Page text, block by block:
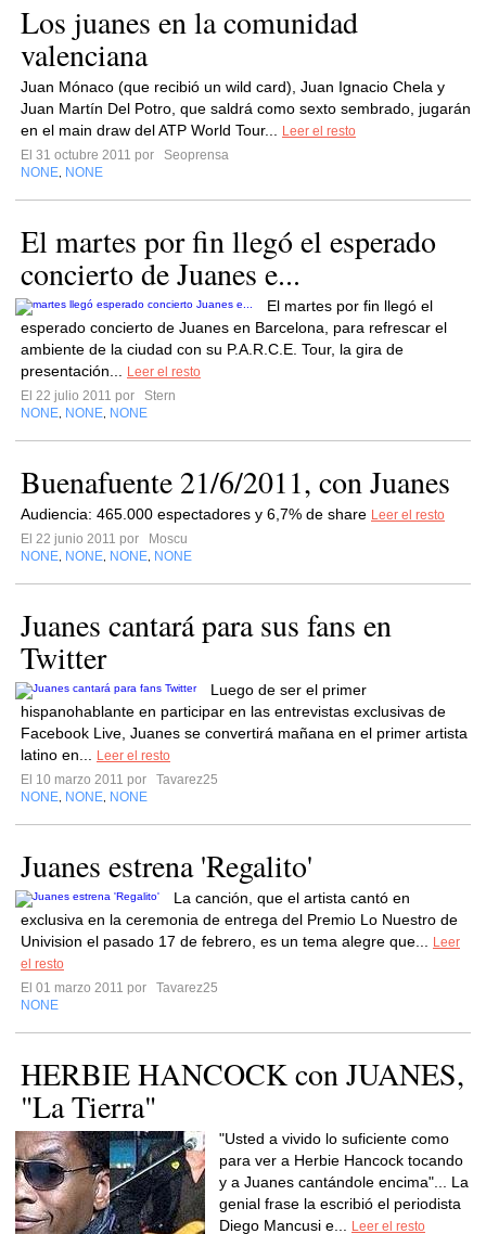
Los juanes en la comunidad
valenciana
Juan Mónaco (que recibió un wild card), Juan Ignacio Chela y
Juan Martín Del Potro, que saldrá como sexto sembrado, jugarán
en el main draw del ATP World Tour...
Leer el resto
El 31 octubre 2011 por
Seoprensa
NONE NONE
El martes por fin llegó el esperado
concierto de Juanes e...
El martes por fin llegó el
esperado concierto de Juanes en Barcelona, para refrescar el
ambiente de la ciudad con su P.A.R.C.E. Tour, la gira de
presentación...
Leer el resto
El 22 julio 2011 por
Stern
NONE NONE NONE
Buenafuente 21/6/2011, con Juanes
Audiencia: 465.000 espectadores y 6,7% de share Leer el resto
El 22 junio 2011 por
Moscu
NONE NONE NONE NONE
Juanes cantará para sus fans en
Twitter
Luego de ser el primer
hispanohablante en participar en las entrevistas exclusivas de
Facebook Live, Juanes se convertirá mañana en el primer artista
latino en...
Leer el resto
El 10 marzo 2011 por
Tavarez25
NONE NONE NONE
Juanes estrena 'Regalito'
La canción, que el artista cantó en
exclusiva en la ceremonia de entrega del Premio Lo Nuestro de
Univision el pasado 17 de febrero, es un tema alegre que...
Leer
el resto
El 01 marzo 2011 por
Tavarez25
NONE
HERBIE HANCOCK con JUANES,
"La Tierra"
"Usted a vivido lo suficiente como
para ver a Herbie Hancock tocando
y a Juanes cantándole encima"... La
genial frase la escribió el periodista
Diego Mancusi e...
Leer el resto